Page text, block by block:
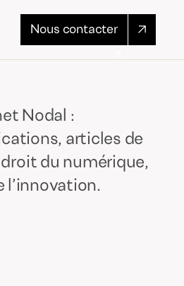
Nous contacter
Nodal :
articles de
du numérique,
l’innovation.